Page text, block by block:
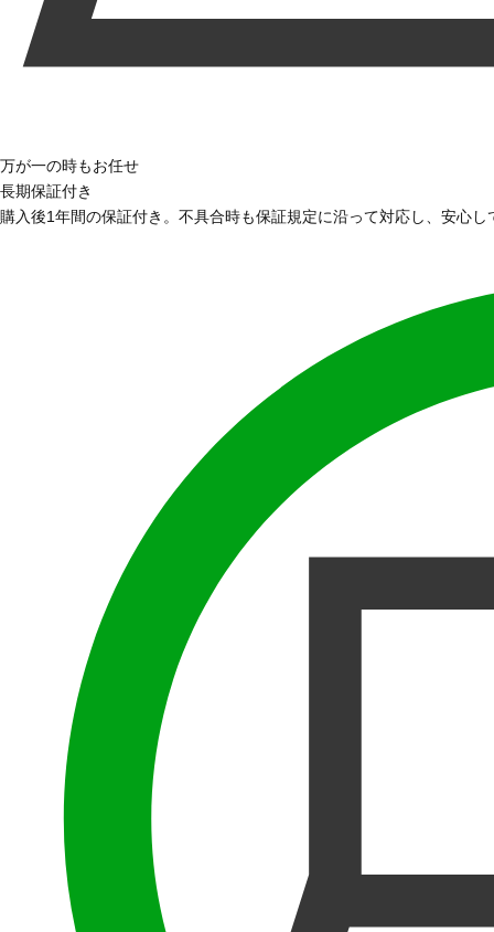
万が一の時もお任せ
長期保証付き
購入後1年間の保証付き。不具合時も保証規定に沿って対応し、安心